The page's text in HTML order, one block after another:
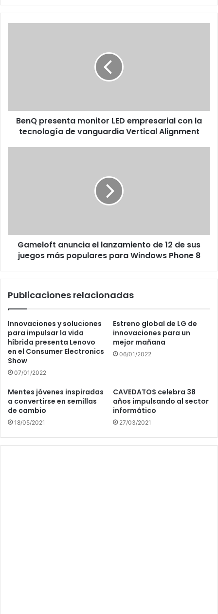
de
vanguardia
Vertical
BenQ presenta monitor LED empresarial con la
tecnología de vanguardia Vertical Alignment
juegos
más
populares
8
Gameloft anuncia el lanzamiento de 12 de sus
juegos más populares para Windows Phone 8
Publicaciones relacionadas
Innovaciones y soluciones
para impulsar la vida
híbrida presenta Lenovo
en el Consumer Electronics
Show
07/01/2022
Estreno global de LG de
innovaciones para un
mejor mañana
06/01/2022
Mentes jóvenes inspiradas
a convertirse en semillas
de cambio
18/05/2021
CAVEDATOS celebra 38
años impulsando al sector
informático
27/03/2021